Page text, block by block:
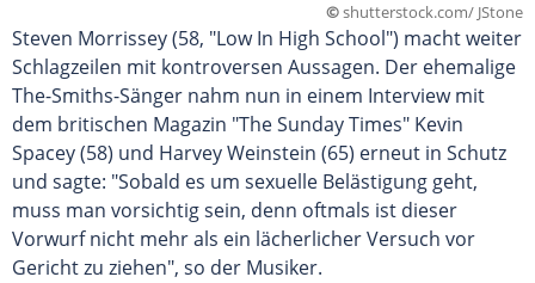
©shutterstock.com/ JStone
Steven Morrissey (58, "Low In High School") macht weiter
Schlagzeilen mit kontroversen Aussagen. Der ehemalige
The-Smiths-Sänger nahm nun in einem Interview mit
dem britischen Magazin "The Sunday Times" Kevin
Spacey (58) und Harvey Weinstein (65) erneut in Schutz
und sagte: "Sobald es um sexuelle Belästigung geht,
muss man vorsichtig sein, denn oftmals ist dieser
Vorwurf nicht mehr als ein lächerlicher Versuch vor
Gericht zu ziehen", so der Musiker.